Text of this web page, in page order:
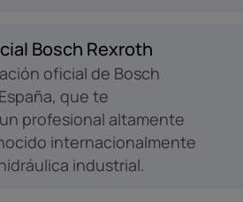
Bosch Rexroth
oficial de Bosch
que te
profesional altamente
internacionalmente
industrial.